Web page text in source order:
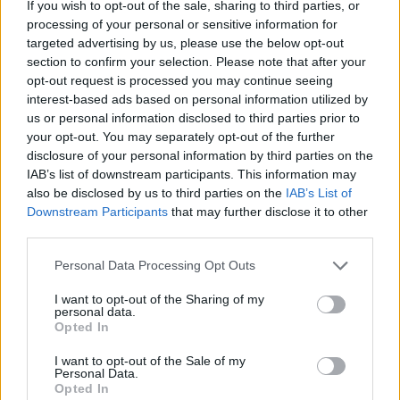
If you wish to opt-out of the sale, sharing to third parties, or
processing of your personal or sensitive information for
targeted advertising by us, please use the below opt-out
section to confirm your selection. Please note that after your
opt-out request is processed you may continue seeing
interest-based ads based on personal information utilized by
us or personal information disclosed to third parties prior to
your opt-out. You may separately opt-out of the further
disclosure of your personal information by third parties on the
IAB’s list of downstream participants. This information may
also be disclosed by us to third parties on the IAB’s List of
Downstream Participants that may further disclose it to other
Please note that this website/app uses one or more Google
not limited to your visit or usage behaviour. You may click to
grant or deny consent to Google and its third-party tags to
use your data for below specified purposes in below Google
consent section.
Personal Data Processing Opt Outs
I want to opt-out of the Sharing of my
personal data.
Opted In
I want to opt-out of the Sale of my
Personal Data.
Opted In
növelhető. Azaz a (családon belüli) súlyos testi sértés
esetében sem biztos, hogy a büntetési tétel növelése
a megfelelő eszköz, sokkal inkább az, hogy az
elkövetőt nagyobb eséllyel vonják majd felelősségre.
13 éve
@68nyara: Az tény, hogy meg kell húzni a
határt, hogy mikortól kiskorú valaki, mint pl. a
büntethetőség esetében is. Itt talán nem is az életkor
szerint kéne meghatározni a sértetti kört, hanem
hogy mennyire kiszolgáltatott anyagilag, érzelmileg,
sem egy tényállásban kellene privilegizálni, hanem
pl egy tényállás a gyermekekre vonatkozna, egy
Ha gyermek a sértett, akkor a kiskorú helyett lehetne
így: "az elkövető nevelése, felügyelete, gondozása